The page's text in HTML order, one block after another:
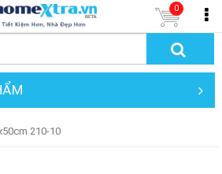
0
210-10